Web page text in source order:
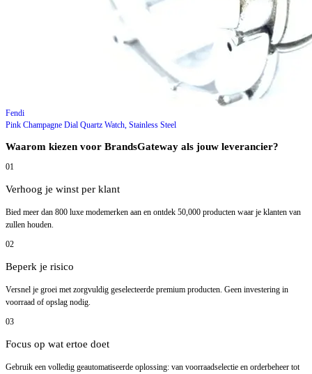
Fendi
Pink Champagne Dial Quartz Watch, Stainless Steel
Waarom kiezen voor BrandsGateway als jouw leverancier?
01
Verhoog je winst per klant
Bied meer dan 800 luxe modemerken aan en ontdek 50,000 producten waar je klanten van
zullen houden.
02
Beperk je risico
Versnel je groei met zorgvuldig geselecteerde premium producten. Geen investering in
voorraad of opslag nodig.
03
Focus op wat ertoe doet
Gebruik een volledig geautomatiseerde oplossing: van voorraadselectie en orderbeheer tot